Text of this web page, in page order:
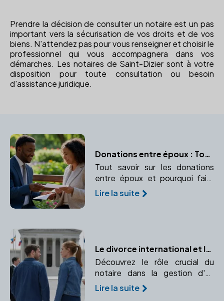
Prendre la décision de consulter un notaire est un pas
important vers la sécurisation de vos droits et de vos
biens. N'attendez pas pour vous renseigner et choisir le
professionnel qui vous accompagnera dans vos
démarches. Les notaires de Saint-Dizier sont à votre
disposition pour toute consultation ou besoin
d'assistance juridique.
Donations entre époux : Tout ce qu’il faut savoir
Tout savoir sur les donations
entre époux et pourquoi faire
appel à un notaire est essentiel.
Lire la suite
Le divorce international et le rôle essentiel du notaire
Découvrez le rôle crucial du
notaire dans la gestion d'un
divorce international, de
l'application des conventions
Lire la suite